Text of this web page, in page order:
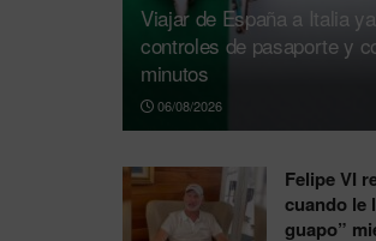
Viajar de España a Italia
controles de pasaporte y
minutos
06/08/2026
Felipe VI
cuando le
guapo”